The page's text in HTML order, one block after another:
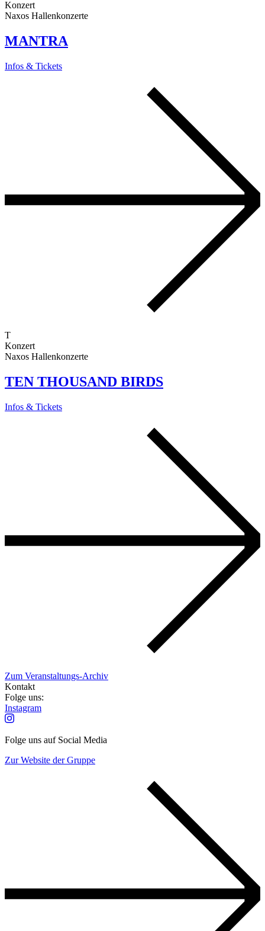
Konzert
Naxos Hallenkonzerte
MANTRA
Infos & Tickets
T
Konzert
Naxos Hallenkonzerte
TEN THOUSAND BIRDS
Infos & Tickets
Zum Veranstaltungs-Archiv
Kontakt
Folge uns:
Instagram
Folge uns auf Social Media
Zur Website der Gruppe